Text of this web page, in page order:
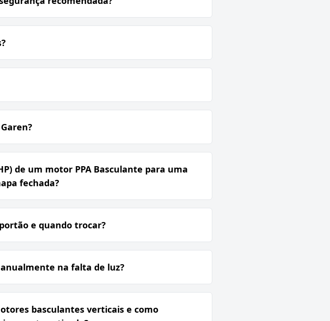
de um motor PPA Basculante para uma
fechada?
e quando trocar?
na falta de luz?
basculantes verticais e como